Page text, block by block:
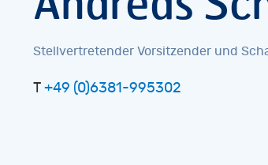
Stellvertretender Vorsitzender und
T +49 (0)6381-995302